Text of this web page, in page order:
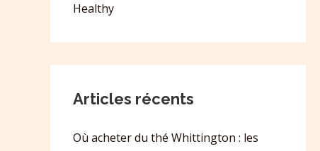
Healthy
Articles récents
Où acheter du thé Whittington : les